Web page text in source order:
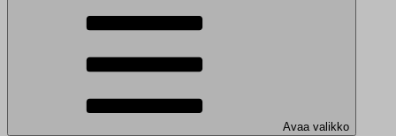
Avaa valikko